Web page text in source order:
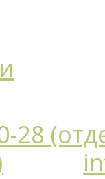
28